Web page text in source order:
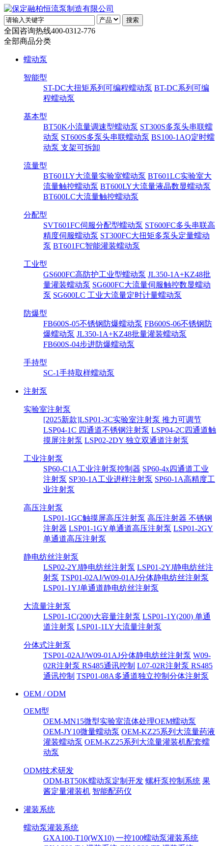
全国咨询热线400-0312-776
全部商品分类
蠕动泵
智能型
ST-DC大扭矩系列可编程蠕动泵 BT-DC系列可编
程蠕动泵
基本型
BT50K小流量调速型蠕动泵 ST300S多泵头串联蠕
动泵 ST600S多泵头串联蠕动泵 BS100-1AQ定时蠕
动泵 支架可拆卸
流量型
BT601LY大流量实验室蠕动泵 BT601LC实验室大
流量触控蠕动泵 BT600LY大流量液晶数显蠕动泵
BT600LC大流量触控蠕动泵
分配型
SVT601FC伺服分配型蠕动泵 ST600FC多头串联高
精度伺服蠕动泵 ST300FC大扭矩多泵头定量蠕动
泵 BT601FC智能灌装蠕动泵
工业型
GS600FC高防护工业型蠕动泵 JL350-1A+KZ48批
量灌装蠕动泵 SG600FC大流量伺服触控数显蠕动
泵 SG600LC 工业大流量定时计量蠕动泵
防爆型
FB600S-05不锈钢防爆蠕动泵 FB600S-06不锈钢防
爆蠕动泵 JL350-1A+KZ48批量灌装蠕动泵
FB600S-04步进防爆蠕动泵
手持型
SC-1手持取样蠕动泵
注射泵
实验室注射泵
[2025新款]LSP01-3C实验室注射泵 推力可调节
LSP04-1C 四通道不锈钢注射泵 LSP04-2C四通道触
摸屏注射泵 LSP02-2DY 独立双通道注射泵
工业注射泵
SP60-C1A工业注射泵控制器 SP60-4x四通道工业
注射泵 SP30-1A工业进样注射泵 SP60-1A高精度工
业注射泵
高压注射泵
LSP01-1GC触摸屏高压注射泵 高压注射器 不锈钢
注射器 LSP01-1GY单通道高压注射泵 LSP01-2GY
单通道高压注射泵
静电纺丝注射泵
LSP02-2YJ静电纺丝注射泵 LSP01-2YJ静电纺丝注
射泵 TSP01-02AJ/W09-01AJ分体静电纺丝注射泵
LSP01-1YJ单通道静电纺丝注射泵
大流量注射泵
LSP01-1C(200)大容量注射泵 LSP01-1Y(200) 单通
道注射泵 LSP01-1LY大流量注射泵
分体式注射泵
TSP01-02AJ/W09-01AJ分体静电纺丝注射泵 W09-
02R注射泵 RS485通讯控制 L07-02R注射泵 RS485
通讯控制 TSP01-08A多通道独立控制分体注射泵
OEM / ODM
OEM型
OEM-MN15微型实验室流体处理OEM蠕动泵
OEM-JY10微量蠕动泵 OEM-KZ25系列大流量药液
灌装蠕动泵 OEM-KZ25系列大流量灌装机配套蠕
动泵
ODM技术研发
ODM-BT50K蠕动泵定制开发 螺杆泵控制系统 果
酱定量灌装机 智能配药仪
灌装系统
蠕动泵灌装系统
GXA100-T10(WX10) 一控100蠕动泵灌装系统